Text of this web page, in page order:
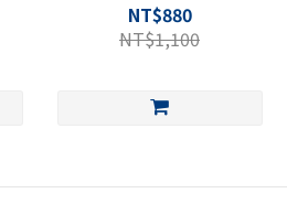
NT$880
NT$1,100